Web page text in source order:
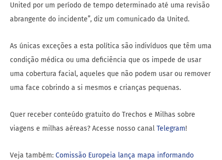
United por um período de tempo determinado até uma revisão
abrangente do incidente”, diz um comunicado da United.
As únicas exceções a esta política são indivíduos que têm uma
condição médica ou uma deficiência que os impede de usar
uma cobertura facial, aqueles que não podem usar ou remover
uma face cobrindo a si mesmos e crianças pequenas.
Quer receber conteúdo gratuito do Trechos e Milhas sobre
viagens e milhas aéreas? Acesse nosso canal Telegram!
Veja também: Comissão Europeia lança mapa informando